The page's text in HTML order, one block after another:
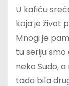
U kafiću
koja je život
Mnogi je
tu seriju smo
neko Sudo, a
tada bila